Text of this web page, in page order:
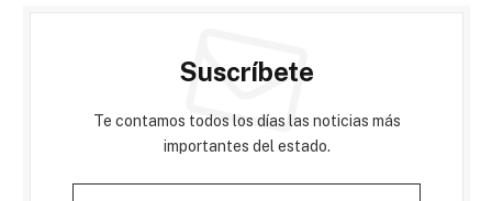
Suscríbete
Te contamos todos los días las noticias más
importantes del estado.